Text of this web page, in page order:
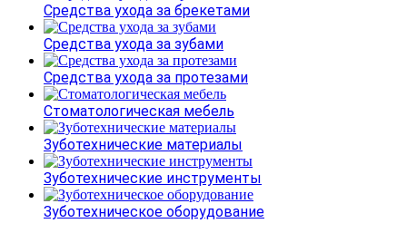
Средства ухода за брекетами
Средства ухода за зубами
Средства ухода за протезами
Стоматологическая мебель
Зуботехнические материалы
Зуботехнические инструменты
Зуботехническое оборудование